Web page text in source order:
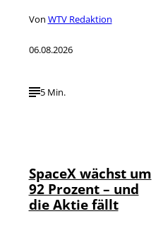
Von WTV Redaktion
06.08.2026
5 Min.
SpaceX wächst um
92 Prozent – und
die Aktie fällt